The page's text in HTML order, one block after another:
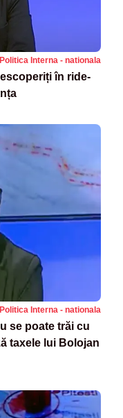
Politica Interna - nationala
în ride-
Politica Interna - nationala
se poate trăi cu
taxele lui Bolojan